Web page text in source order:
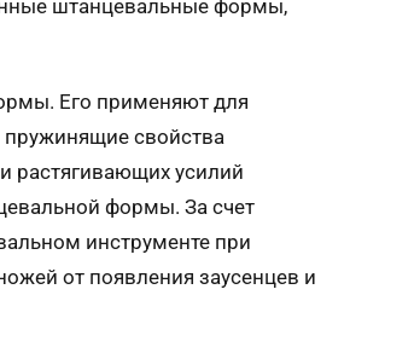
штанцевальные формы,
Его применяют для
пружинящие свойства
растягивающих усилий
формы. За счет
инструменте при
от появления заусенцев и